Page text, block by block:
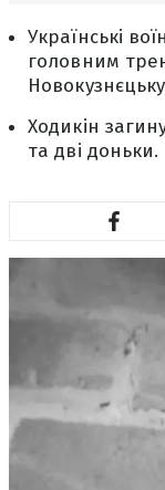
Українські
головним
Ходикін
та дві доньки.